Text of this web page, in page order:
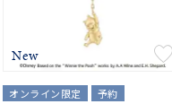
オフィス ご褒美
耳周りジュエリー
New
オンライン限定 予約